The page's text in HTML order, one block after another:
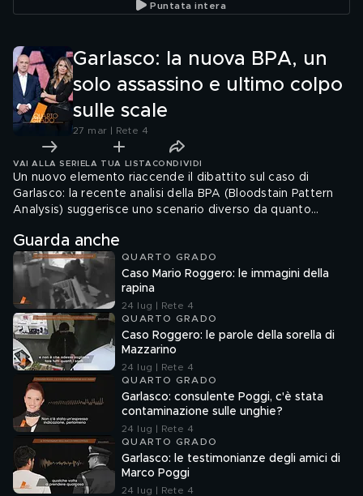
Puntata intera
Garlasco: la nuova BPA, un
solo assassino e ultimo colpo
sulle scale
27 mar | Rete 4
VAI ALLA SERIE LA TUA LISTA CONDIVIDI
Un nuovo elemento riaccende il dibattito sul caso di
Garlasco: la recente analisi della BPA (Bloodstain Pattern
Analysis) suggerisce uno scenario diverso da quanto
riletta alla luce delle più moderne tecniche forensi,
sembrerebbe indicare la presenza di un solo aggressore
sulla scena del crimine.
Guarda anche
QUARTO GRADO
Caso Mario Roggero: le immagini della
rapina
24 lug | Rete 4
QUARTO GRADO
Caso Roggero: le parole della sorella di
Mazzarino
24 lug | Rete 4
QUARTO GRADO
Garlasco: consulente Poggi, c'è stata
contaminazione sulle unghie?
24 lug | Rete 4
QUARTO GRADO
Garlasco: le testimonianze degli amici di
Marco Poggi
24 lug | Rete 4